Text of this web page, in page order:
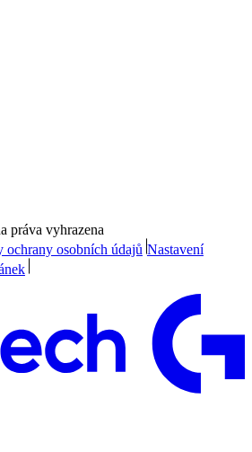
práva vyhrazena
ochrany osobních údajů Nastavení